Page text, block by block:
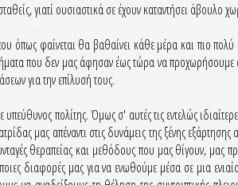
γιατί ουσιαστικά σε έχουν καταντήσει άβουλο
όπως φαίνεται θα βαθαίνει κάθε μέρα και πιο πολύ
που δεν μας άφησαν έως τώρα να προχωρήσουμε
για την επίλυσή τους.
πολίτης. Όμως σ' αυτές τις εντελώς
μας απέναντι στις δυνάμεις της ξένης
θεραπείας και μεθόδους που μας θίγουν, μας
διαφορές μας για να ενωθούμε μέσα σε μια